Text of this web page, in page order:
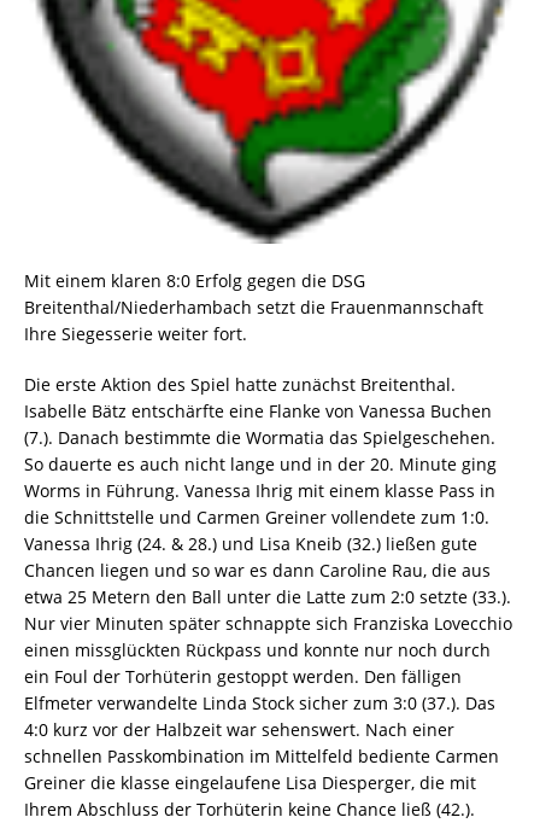
Mit einem klaren 8:0 Erfolg gegen die DSG
Breitenthal/Niederhambach setzt die Frauenmannschaft
Ihre Siegesserie weiter fort.
Die erste Aktion des Spiel hatte zunächst Breitenthal.
Isabelle Bätz entschärfte eine Flanke von Vanessa Buchen
(7.). Danach bestimmte die Wormatia das Spielgeschehen.
So dauerte es auch nicht lange und in der 20. Minute ging
Worms in Führung. Vanessa Ihrig mit einem klasse Pass in
die Schnittstelle und Carmen Greiner vollendete zum 1:0.
Vanessa Ihrig (24. & 28.) und Lisa Kneib (32.) ließen gute
Chancen liegen und so war es dann Caroline Rau, die aus
etwa 25 Metern den Ball unter die Latte zum 2:0 setzte (33.).
Nur vier Minuten später schnappte sich Franziska Lovecchio
einen missglückten Rückpass und konnte nur noch durch
ein Foul der Torhüterin gestoppt werden. Den fälligen
Elfmeter verwandelte Linda Stock sicher zum 3:0 (37.). Das
4:0 kurz vor der Halbzeit war sehenswert. Nach einer
schnellen Passkombination im Mittelfeld bediente Carmen
Greiner die klasse eingelaufene Lisa Diesperger, die mit
Ihrem Abschluss der Torhüterin keine Chance ließ (42.).